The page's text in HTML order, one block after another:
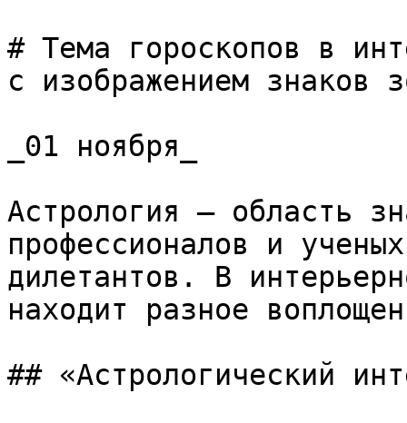
# Тема гороскопов в
с изображением знаков
_01 ноября_
Астрология – область
профессионалов и
дилетантов. В
находит разное
## «Астрологический